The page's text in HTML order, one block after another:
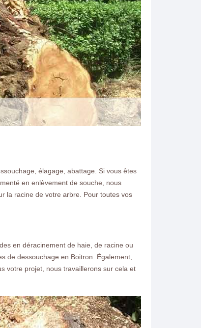
dessoucher un
élagage, abattage. Si vous êtes
en enlèvement de souche, nous
la racine de votre arbre. Pour toutes vos
en déracinement de haie, de racine ou
de dessouchage en Boitron. Également,
votre projet, nous travaillerons sur cela et